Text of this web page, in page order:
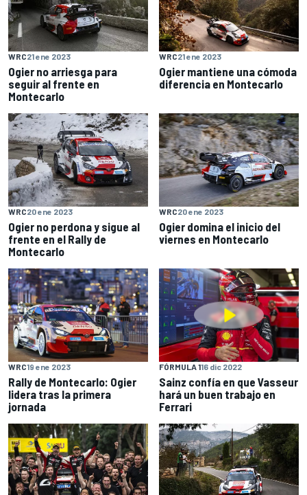
WRC21 ene 2023
Ogier no arriesga para
seguir al frente en
Montecarlo
WRC21 ene 2023
Ogier mantiene una cómoda
diferencia en Montecarlo
WRC20 ene 2023
Ogier no perdona y sigue al
frente en el Rally de
Montecarlo
WRC20 ene 2023
Ogier domina el inicio del
viernes en Montecarlo
WRC19 ene 2023
Rally de Montecarlo: Ogier
lidera tras la primera
jornada
FÓRMULA 116 dic 2022
Sainz confía en que Vasseur
hará un buen trabajo en
Ferrari